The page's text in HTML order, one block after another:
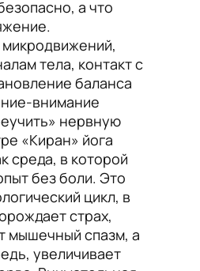
а что
тела, контакт с
баланса
внимание
нервную
«Киран» йога
среда, в которой
без боли. Это
цикл, в
страх,
мышечный спазм, а
увеличивает